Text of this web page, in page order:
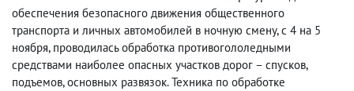
обеспечения безопасного движения общественного
транспорта и личных автомобилей в ночную смену, с 4 на 5
ноября, проводилась обработка противогололедными
средствами наиболее опасных участков дорог – спусков,
подъемов, основных развязок. Техника по обработке